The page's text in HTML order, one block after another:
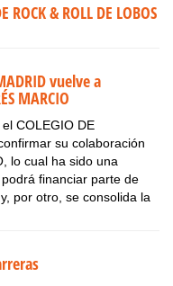
ROCK & ROLL DE LOBOS
vuelve a
MARCIO
COLEGIO DE
su colaboración
lo cual ha sido una
financiar parte de
por otro, se consolida la